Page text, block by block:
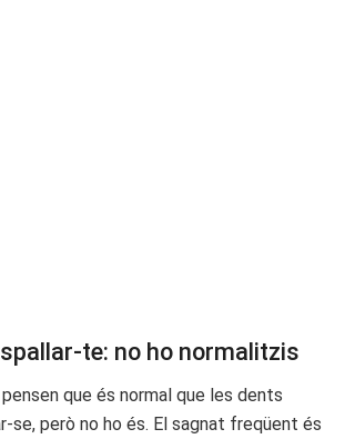
te: no ho normalitzis
que és normal que les dents
se, però no ho és. El sagnat freqüent és